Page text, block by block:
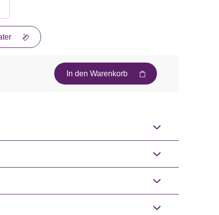
In den Warenkorb